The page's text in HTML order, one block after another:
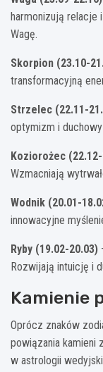
harmonizują relacje
Wagę.
Skorpion (23.10-
transformacyjną
Strzelec (22.11-
optymizm i
Koziorożec
Wzmacniają
Wodnik (20.01-
innowacyjne
Ryby (19.02-20.03)
Rozwijają intuicję i
Kamienie
Oprócz znaków
powiązania kamieni
w astrologii